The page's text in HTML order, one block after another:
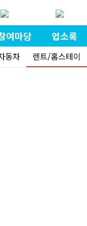
여마당 업소록
동차 렌트/홈스테이